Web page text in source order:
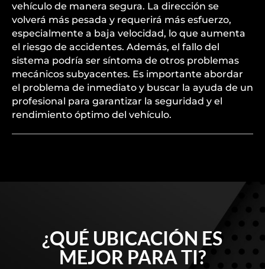
vehículo de manera segura. La dirección se
volverá más pesada y requerirá más esfuerzo,
especialmente a baja velocidad, lo que aumenta
el riesgo de accidentes. Además, el fallo del
sistema podría ser síntoma de otros problemas
mecánicos subyacentes. Es importante abordar
el problema de inmediato y buscar la ayuda de un
profesional para garantizar la seguridad y el
rendimiento óptimo del vehículo.
¿QUÉ UBICACIÓN ES
MEJOR PARA TI?